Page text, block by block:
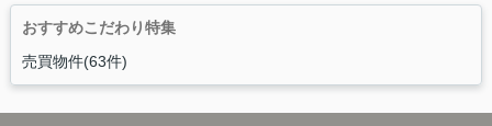
おすすめこだわり特集
売買物件(63件)